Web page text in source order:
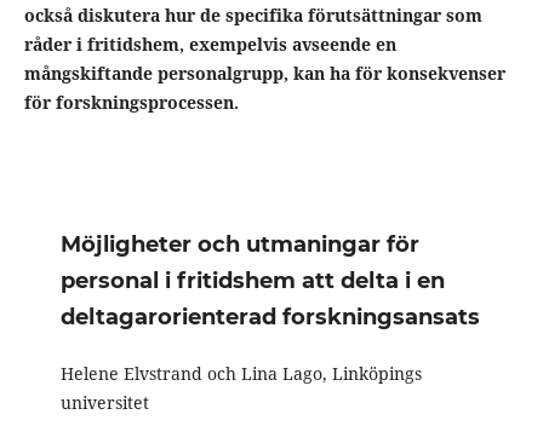
också diskutera hur de specifika förutsättningar som
råder i fritidshem, exempelvis avseende en
mångskiftande personalgrupp, kan ha för konsekvenser
för forskningsprocessen.
Möjligheter och utmaningar för
personal i fritidshem att delta i en
deltagarorienterad forskningsansats
Helene Elvstrand och Lina Lago, Linköpings
universitet